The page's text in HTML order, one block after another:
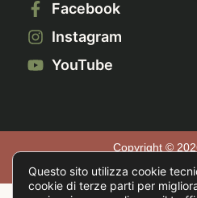
Facebook
Instagram
YouTube
Copyright ©
Privacy Policy|Cookie Policy
Questo sito utilizza cookie
cookie di terze parti per